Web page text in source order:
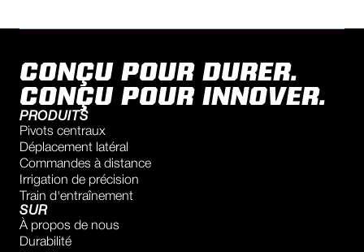
CONÇU POUR DURER.
CONÇU POUR INNOVER.
PRODUITS
Pivots centraux
Déplacement latéral
Commandes à distance
Irrigation de précision
Train d'entraînement
SUR
À propos de nous
Durabilité